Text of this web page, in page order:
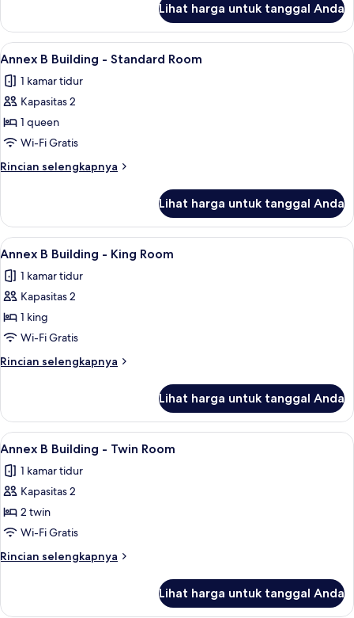
Room
Annex
A
Building
Deluxe
Room
Lihat harga untuk tanggal Anda
Lihat
semua
foto
untuk
Annex
B
Building
-
Room
Annex B Building - Standard Room |
9
Annex B Building - Standard Room
1 kamar tidur
Kapasitas 2
1 queen
Wi-Fi Gratis
Rincian selengkapnya
Rincian
Annex
B
Building
Standard
Room
Lihat harga untuk tanggal Anda
Lihat
semua
foto
untuk
Annex
B
Building
-
Room
Annex B Building - King Room |
11
Annex B Building - King Room
1 kamar tidur
Kapasitas 2
1 king
Wi-Fi Gratis
Rincian selengkapnya
Rincian
Annex
B
Building
King
Room
Lihat harga untuk tanggal Anda
Lihat
semua
foto
untuk
Annex
B
Building
-
Room
Annex B Building - Twin Room |
13
Annex B Building - Twin Room
1 kamar tidur
Kapasitas 2
2 twin
Wi-Fi Gratis
Rincian selengkapnya
Rincian
Annex
Lihat harga untuk tanggal Anda